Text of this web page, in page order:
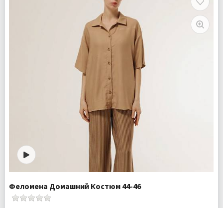
Бесплатно
Феломена Домашний Костюм 44-46